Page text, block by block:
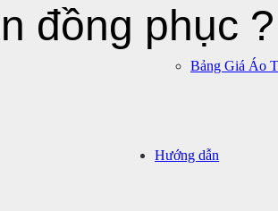
Bảng Giá Áo
Hướng dẫn
đồng phục ?